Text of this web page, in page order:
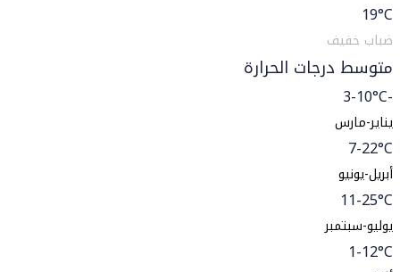
19°C
ضباب خفيف
متوسط درجات الحرارة
-3-10°C
يناير-مارس
7-22°C
أبريل-يونيو
11-25°C
يوليو-سبتمبر
1-12°C